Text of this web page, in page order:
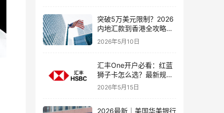
突破5万美元限制？2026
内地汇款到香港全攻略：
4种合法路径、手续费对
比与避坑指南
2026年5月10日
汇丰One开户必看：红蓝
狮子卡怎么选？最新规则
+补办攻略+5个避坑指南
2026年5月15日
2026最新｜美国华美银行